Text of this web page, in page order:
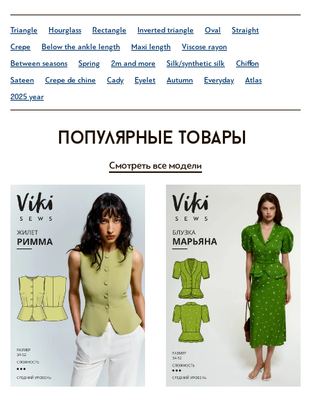
Triangle Hourglass Rectangle Inverted triangle Oval
Straight
Crepe
Below the ankle length Maxi length
Viscose rayon
Between seasons
Spring 2m and more Silk/synthetic silk
Chiffon
Sateen
Crepe de chine Cady Eyelet Autumn Everyday
Atlas
2025 year
Популярные товары
Смотреть все модели